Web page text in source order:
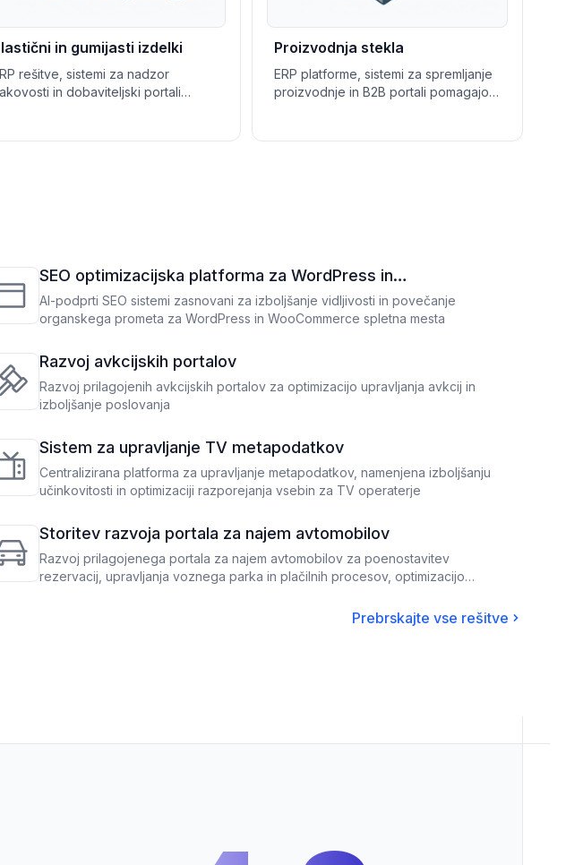
in gumijasti izdelki
rešitve, sistemi za nadzor
in dobaviteljski portali
ciklov in izboljšanju
Proizvodnja stekla
ERP platforme, sistemi za spremljanje
proizvodnje in B2B portali pomagajo
poslovno preglednost.
SEO optimizacijska platforma za WordPress in
WooCommerce
AI-podprti SEO sistemi zasnovani za izboljšanje vidljivosti in povečanje
organskega prometa za WordPress in WooCommerce spletna mesta
Razvoj avkcijskih portalov
Razvoj prilagojenih avkcijskih portalov za optimizacijo upravljanja avkcij in
izboljšanje poslovanja
Sistem za upravljanje TV metapodatkov
Centralizirana platforma za upravljanje metapodatkov, namenjena izboljšanju
učinkovitosti in optimizaciji razporejanja vsebin za TV operaterje
Storitev razvoja portala za najem avtomobilov
Razvoj prilagojenega portala za najem avtomobilov za poenostavitev
rezervacij, upravljanja voznega parka in plačilnih procesov, optimizacijo
Prebrskajte vse rešitve